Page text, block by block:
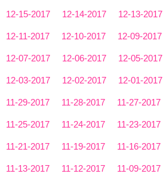
12-15-2017 12-14-2017 12-13-2017
12-11-2017 12-10-2017 12-09-2017
12-07-2017 12-06-2017 12-05-2017
12-03-2017 12-02-2017 12-01-2017
11-29-2017 11-28-2017 11-27-2017
11-25-2017 11-24-2017 11-23-2017
11-21-2017 11-19-2017 11-16-2017
11-13-2017 11-12-2017 11-09-2017